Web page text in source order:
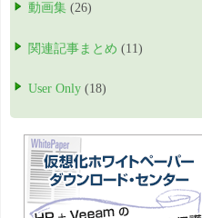
動画集 (26)
関連記事まとめ (11)
User Only (18)